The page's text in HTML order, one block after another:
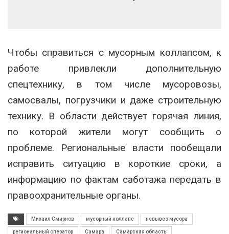
Чтобы справиться с мусорным коллапсом, к
работе привлекли дополнительную
спецтехнику, в том числе мусоровозы,
самосвалы, погрузчики и даже строительную
технику. В области действует горячая линия,
по которой жители могут сообщить о
проблеме. Региональные власти пообещали
исправить ситуацию в короткие сроки, а
информацию по фактам саботажа передать в
правоохранительные органы.
Михаил Смирнов мусорный коллапс невывоз мусора
региональный оператор Самара Самарская область